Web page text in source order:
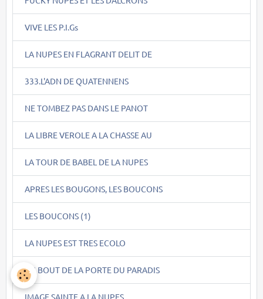
VIVE LES P.I.Gs
LA NUPES EN FLAGRANT DELIT DE
333.L'ADN DE QUATENNENS
NE TOMBEZ PAS DANS LE PANOT
LA LIBRE VEROLE A LA CHASSE AU
LA TOUR DE BABEL DE LA NUPES
APRES LES BOUGONS, LES BOUCONS
LES BOUCONS (1)
LA NUPES EST TRES ECOLO
AU BOUT DE LA PORTE DU PARADIS
IMAGE SAINTE A LA NUPES